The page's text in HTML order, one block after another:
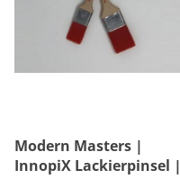
Modern Masters |
InnopiX Lackierpinsel |